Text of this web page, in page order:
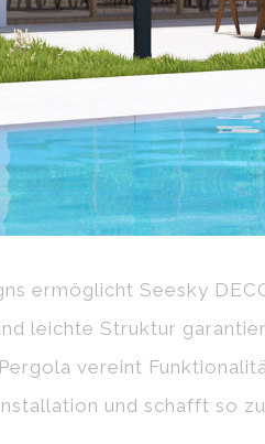
ermöglicht Seesky
leichte Struktur
vereint
und schafft so